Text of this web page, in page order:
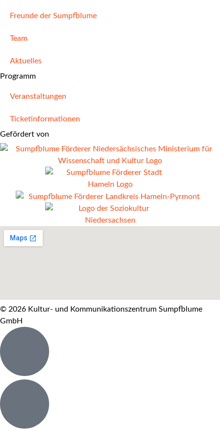
Freunde der Sumpfblume
Team
Aktuelles
Programm
Veranstaltungen
Ticketinformationen
Gefördert von
© 2026 Kultur- und Kommunikationszentrum Sumpfblume
GmbH